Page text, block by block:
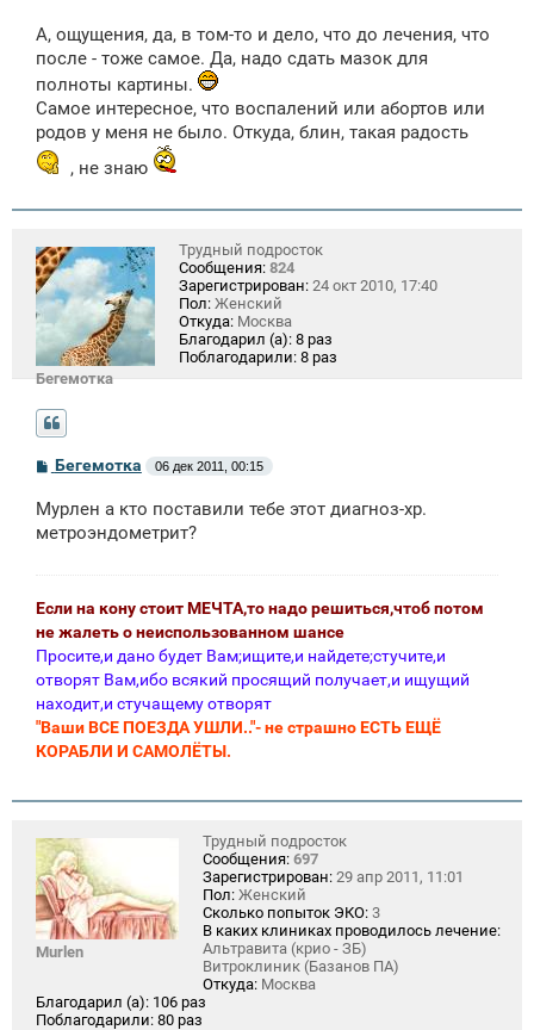
А, ощущения, да, в том-то и дело, что до лечения, что
после - тоже самое. Да, надо сдать мазок для
полноты картины.
Самое интересное, что воспалений или абортов или
родов у меня не было. Откуда, блин, такая радость
, не знаю
Бегемотка
Трудный подросток
Сообщения: 824
Зарегистрирован: 24 окт 2010, 17:40
Пол: Женский
Откуда: Москва
Благодарил (а): 8 раз
Поблагодарили: 8 раз
С
б
щ
Бегемотка 06 дек 2011, 00:15
Мурлен а кто поставили тебе этот диагноз-хр.
метроэндометрит?
Если на кону стоит МЕЧТА,то надо решиться,чтоб потом
не жалеть о неиспользованном шансе
Просите,и дано будет Вам;ищите,и найдете;стучите,и
отворят Вам,ибо всякий просящий получает,и ищущий
находит,и стучащему отворят
"Ваши ВСЕ ПОЕЗДА УШЛИ.."- не страшно ЕСТЬ ЕЩЁ
КОРАБЛИ И САМОЛЁТЫ.
Murlen
Трудный подросток
Сообщения: 697
Зарегистрирован: 29 апр 2011, 11:01
Пол: Женский
Сколько попыток ЭКО: 3
В каких клиниках проводилось лечение:
Альтравита (крио - ЗБ)
Витроклиник (Базанов ПА)
Откуда: Москва
Благодарил (а): 106 раз
Поблагодарили: 80 раз